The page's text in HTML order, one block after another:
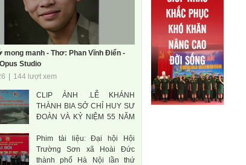
mong manh - Thơ: Phan Vĩnh Điển -
Studio
144 lượt xem
CLIP ẢNH .LỄ KHÁNH
THÀNH BIA SỞ CHỈ HUY SƯ
ĐOÀN VÀ KỶ NIỆM 55 NĂM
ANH HÙNG
Phim tài liệu: Đại hội Hội
Trường Sơn xã Hoài Đức
thành phố Hà Nội lần thứ